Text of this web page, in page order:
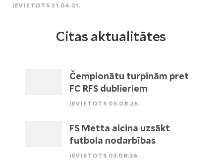
IEVIETOTS 21.04.21.
Citas aktualitātes
Čempionātu turpinām pret
FC RFS dublieriem
IEVIETOTS 05.08.26.
FS Metta aicina uzsākt
futbola nodarbības
IEVIETOTS 03.08.26.